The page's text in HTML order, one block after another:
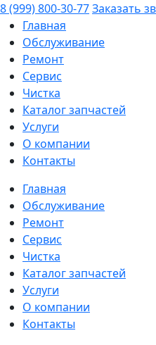
8 (999) 800-30-77Заказать
Главная
Обслуживание
Ремонт
Сервис
Чистка
Каталог запчастей
Услуги
О компании
Контакты
Главная
Обслуживание
Ремонт
Сервис
Чистка
Каталог запчастей
Услуги
О компании
Контакты